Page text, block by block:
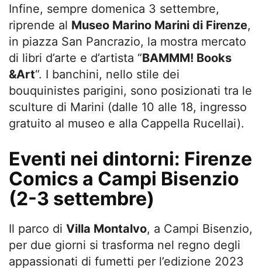
Infine, sempre domenica 3 settembre,
riprende al Museo Marino Marini di Firenze,
in piazza San Pancrazio, la mostra mercato
di libri d’arte e d’artista “BAMMM! Books
&Art“. I banchini, nello stile dei
bouquinistes parigini, sono posizionati tra le
sculture di Marini (dalle 10 alle 18, ingresso
gratuito al museo e alla Cappella Rucellai).
Eventi nei dintorni: Firenze
Comics a Campi Bisenzio
(2-3 settembre)
Il parco di Villa Montalvo, a Campi Bisenzio,
per due giorni si trasforma nel regno degli
appassionati di fumetti per l’edizione 2023